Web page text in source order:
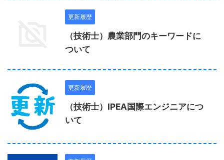
更新履歴
（技術士）農業部門のキーワードに
ついて
更新履歴
（技術士）IPEA国際エンジニアにつ
いて